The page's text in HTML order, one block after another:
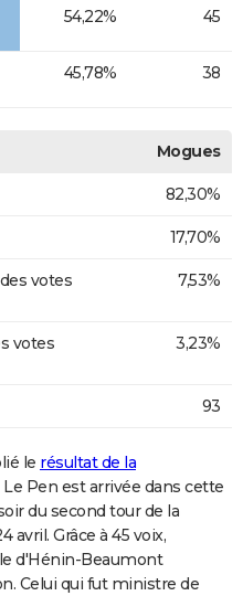
54,22% 45
45,78% 38
Mogues
82,30%
17,70%
votes
7,53%
votes
3,23%
93
le résultat de la
Pen est arrivée dans cette
du second tour de la
Grâce à 45 voix,
d'Hénin-Beaumont
Celui qui fut ministre de